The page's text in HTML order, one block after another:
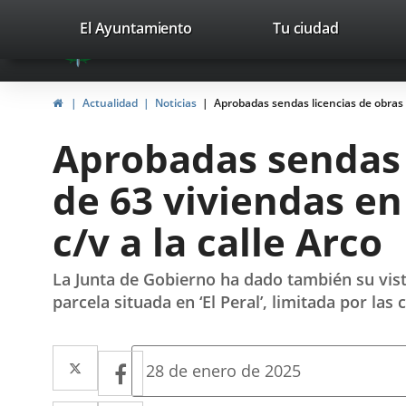
Portal
Web
del
Valladolid
avaTop
valladolid.es
El Ayuntamiento Tu ciudad
InicioActualidad Noticias Aprobadas sendas licencias de
Aprobadas
de 63 viviendas
c/v a la calle Arco
La Junta de Gobierno ha dado también su
parcela situada en ‘El Peral’, limitada por
Twitter
Enlace
a
Facebook
Enlace
a
Fecha
28 de enero de 2025